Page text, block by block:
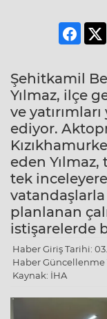
Şehitkamil
Yılmaz, ilçe
ve
ediyor.
eden
tek
planlanan
istişarelerde
Haber Giriş Tarihi:
Haber Güncellenme
Kaynak: İHA